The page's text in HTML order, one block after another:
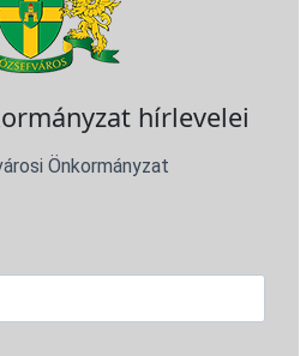
hírlevelei
Önkormányzat